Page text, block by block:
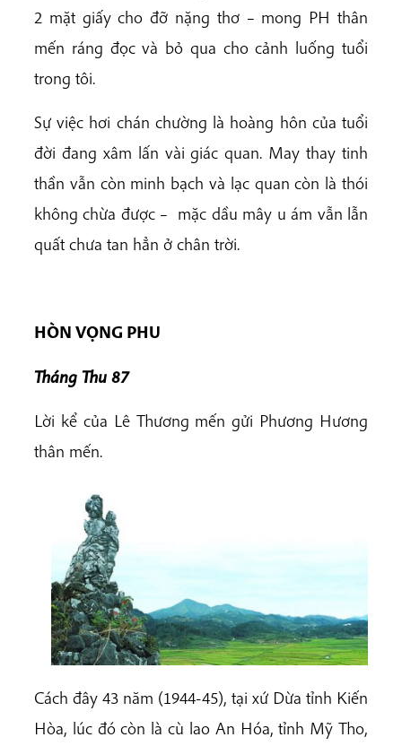
2 mặt giấy cho đỡ nặng thơ – mong PH thân
mến ráng đọc và bỏ qua cho cảnh luống tuổi
trong tôi.
Sự việc hơi chán chường là hoàng hôn của tuổi
đời đang xâm lấn vài giác quan. May thay tinh
thần vẫn còn minh bạch và lạc quan còn là thói
không chừa được – mặc dầu mây u ám vẫn lẫn
quất chưa tan hẳn ở chân trời.
HÒN VỌNG PHU
Tháng Thu 87
Lời kể của Lê Thương mến gửi Phương Hương
thân mến.
Cách đây 43 năm (1944-45), tại xứ Dừa tỉnh Kiến
Hòa, lúc đó còn là cù lao An Hóa, tỉnh Mỹ Tho,